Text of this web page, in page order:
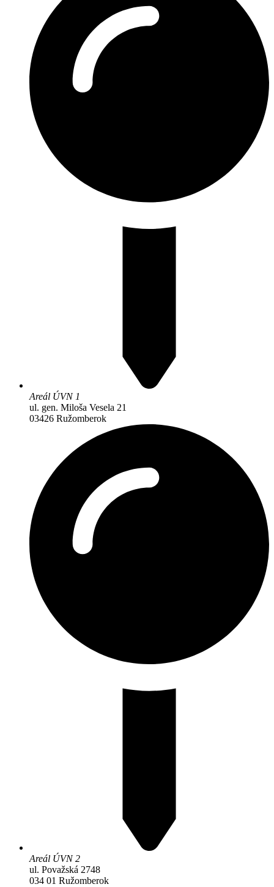
Areál ÚVN 1
ul. gen. Miloša Vesela 21
03426 Ružomberok
Areál ÚVN 2
ul. Považská 2748
034 01 Ružomberok